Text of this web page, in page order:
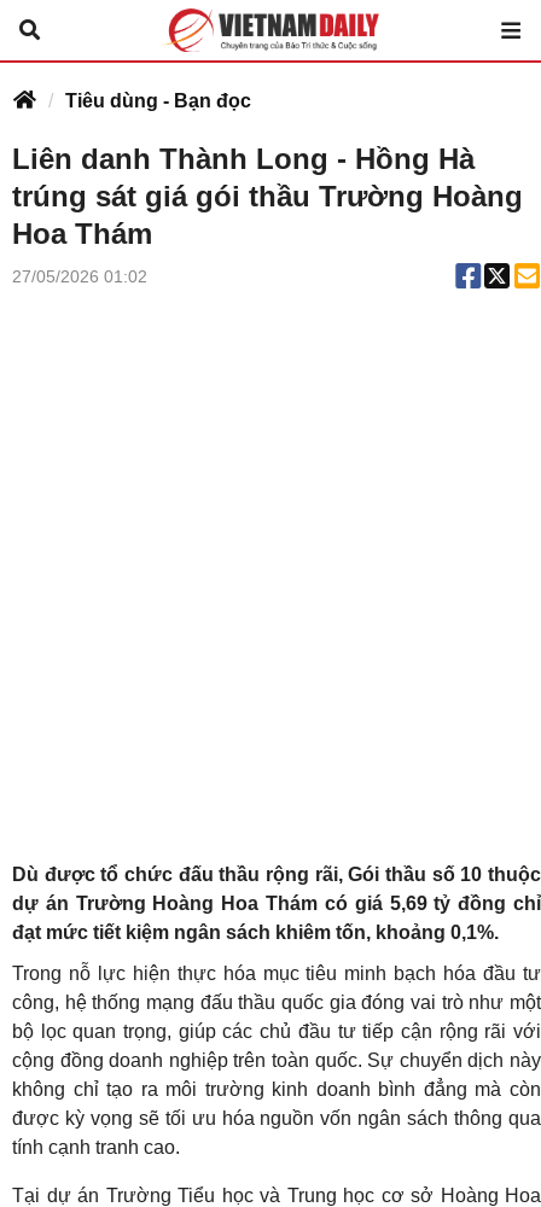
Tiêu dùng - Bạn đọc
Liên danh Thành Long - Hồng Hà
trúng sát giá gói thầu Trường Hoàng
Hoa Thám
27/05/2026 01:02
Dù được tổ chức đấu thầu rộng rãi, Gói thầu số 10 thuộc
dự án Trường Hoàng Hoa Thám có giá 5,69 tỷ đồng chỉ
đạt mức tiết kiệm ngân sách khiêm tốn, khoảng 0,1%.
Trong nỗ lực hiện thực hóa mục tiêu minh bạch hóa đầu tư
công, hệ thống mạng đấu thầu quốc gia đóng vai trò như một
bộ lọc quan trọng, giúp các chủ đầu tư tiếp cận rộng rãi với
cộng đồng doanh nghiệp trên toàn quốc. Sự chuyển dịch này
không chỉ tạo ra môi trường kinh doanh bình đẳng mà còn
được kỳ vọng sẽ tối ưu hóa nguồn vốn ngân sách thông qua
tính cạnh tranh cao.
Tại dự án Trường Tiểu học và Trung học cơ sở Hoàng Hoa